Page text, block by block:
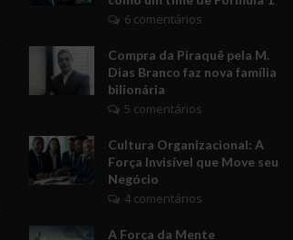
6 comentários
Compra da Piraquê pela M.
Dias Branco faz nova família
bilionária
5 comentários
Cultura Organizacional: A
Força Invisível que Move seu
Negócio
4 comentários
A Força da Mente